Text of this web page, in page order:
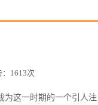
：1613次
这一时期的一个引人